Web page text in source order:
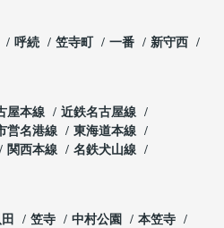
呼続 笠寺町 一番
新守西
屋本線
近鉄名古屋線
営名港線
東海道本線
関西本線
名鉄犬山線
笠寺 中村公園
本笠寺